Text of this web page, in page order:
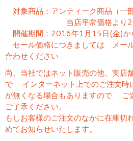
対象商品：アンティーク商品（一
当店平常価格より20％
開催期間：2016年1月15日(金)か
セール価格につきましては メー
合わせください
尚、当社ではネット販売の他、実店
で インターネット上でのご注文
が無くなる場合もありますので ご
ご了承ください。
もしお客様のご注文のなかに在庫切
めてお知らせいたします。